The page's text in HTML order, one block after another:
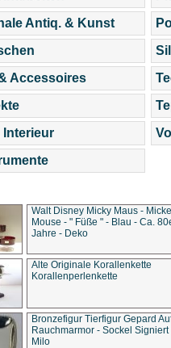
Antiq. & Kunst
Accessoires
Interieur
Walt Disney Micky Maus -
Mouse - " Füße " - Blau - Ca.
Jahre - Deko
Alte Originale Korallenkette
Korallenperlenkette
Bronzefigur Tierfigur Gepard
Rauchmarmor - Sockel Signiert
Milo